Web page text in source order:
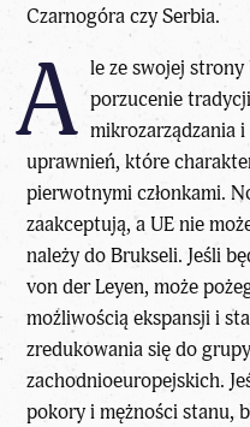
Czarnogóra czy Serbia.
A le ze swojej
porzucenie
mikrozarządzania
uprawnień, które
pierwotnymi członkami.
zaakceptują, a UE nie
należy do Brukseli. Jeśli
von der Leyen, może
możliwością ekspansji i
zredukowania się do
zachodnioeuropejskich.
pokory i mężności stanu,